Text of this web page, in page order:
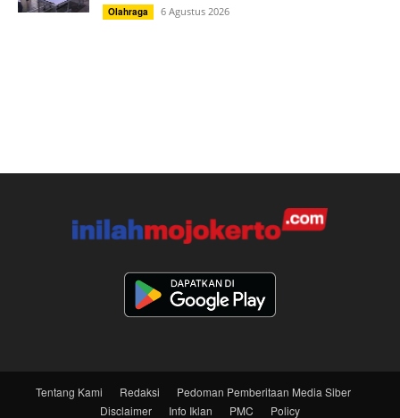
Olahraga 6 Agustus 2026
Tentang Kami Redaksi
Pedoman Pemberitaan Media Siber
Disclaimer
Info Iklan PMC Policy